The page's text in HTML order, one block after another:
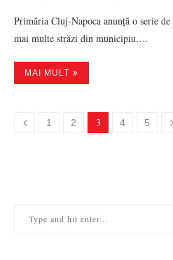
Primăria Cluj-Napoca anunță o serie
mai multe străzi din municipiu,…
MAI MULT
1 2 3 4 5